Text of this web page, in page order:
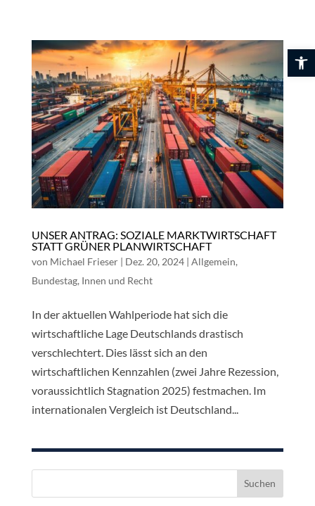
UNSER ANTRAG: SOZIALE MARKTWIRTSCHAFT
STATT GRÜNER PLANWIRTSCHAFT
von Michael Frieser| Dez. 20, 2024| Allgemein,
Bundestag, Innen und Recht
In der aktuellen Wahlperiode hat sich die
wirtschaftliche Lage Deutschlands drastisch
verschlechtert. Dies lässt sich an den
wirtschaftlichen Kennzahlen (zwei Jahre Rezession,
voraussichtlich Stagnation 2025) festmachen. Im
internationalen Vergleich ist Deutschland...
Suchen